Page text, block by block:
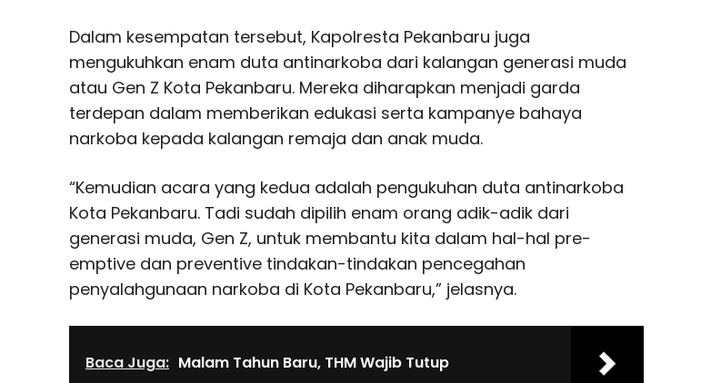
Dalam kesempatan tersebut, Kapolresta Pekanbaru juga
mengukuhkan enam duta antinarkoba dari kalangan generasi muda
atau Gen Z Kota Pekanbaru. Mereka diharapkan menjadi garda
terdepan dalam memberikan edukasi serta kampanye bahaya
narkoba kepada kalangan remaja dan anak muda.
“Kemudian acara yang kedua adalah pengukuhan duta antinarkoba
Kota Pekanbaru. Tadi sudah dipilih enam orang adik-adik dari
generasi muda, Gen Z, untuk membantu kita dalam hal-hal pre-
emptive dan preventive tindakan-tindakan pencegahan
penyalahgunaan narkoba di Kota Pekanbaru,” jelasnya.
Baca Juga: Malam Tahun Baru, THM Wajib Tutup